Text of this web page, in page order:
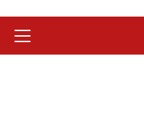
principale